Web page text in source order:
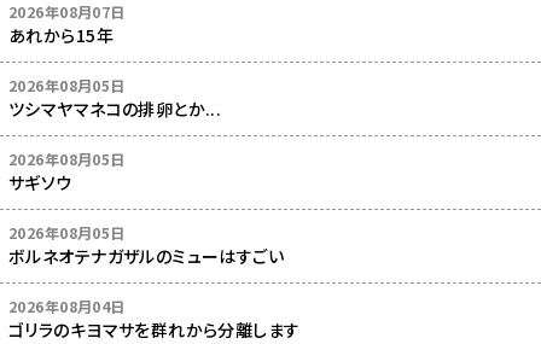
2026年08月07日
あれから15年
2026年08月05日
ツシマヤマネコの排卵とか...
2026年08月05日
サギソウ
2026年08月05日
ボルネオテナガザルのミューはすごい
2026年08月04日
ゴリラのキヨマサを群れから分離します